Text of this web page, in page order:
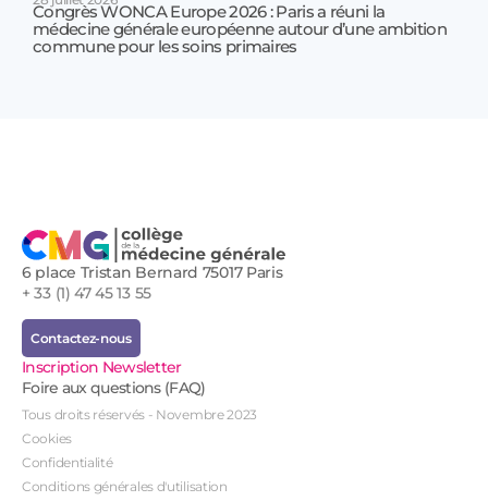
Congrès WONCA Europe 2026 : Paris a réuni la
médecine générale européenne autour d’une ambition
commune pour les soins primaires
6 place Tristan Bernard 75017 Paris
+ 33 (1) 47 45 13 55
Contactez-nous
Inscription Newsletter
Foire aux questions (FAQ)
Tous droits réservés - Novembre 2023
Cookies
Confidentialité
Conditions générales d'utilisation